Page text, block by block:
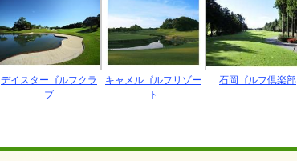
デイスターゴルフクラ
ブ
キャメルゴルフリゾー
ト
石岡ゴルフ倶楽部